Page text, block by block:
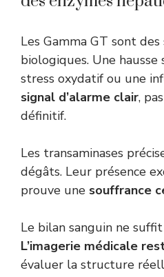
Les Gamma GT sont
biologiques. Une
stress oxydatif ou une
signal d’alarme clair,
définitif.
Les transaminases
dégâts. Leur présence
prouve une souffrance
Le bilan sanguin ne
L’imagerie médicale
évaluer la structure